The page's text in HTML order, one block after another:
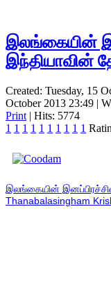
இலங்கையின்
இந்தியாவின்
Created: Tuesday, 15
October 2013 23:49 |
Print | Hits: 5774
1 1 1 1 1 1 1 1 1 1
இலங்கையின்
Thanabalasingham